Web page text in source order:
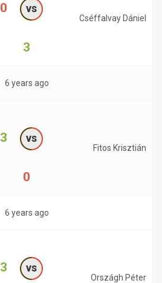
0 vs
3
Cséffalvay Dániel
6 years ago
3 vs
0
Fitos Krisztián
6 years ago
3 vs
Országh Péter